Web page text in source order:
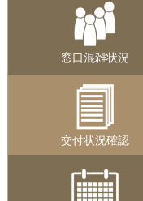
リアルタイム
混雑予想カレンダー
窓口混雑状況
交付状況確認